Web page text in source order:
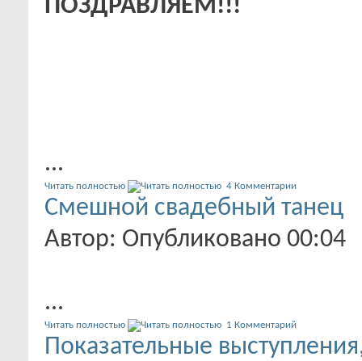
ПОЗДРАВЛЯЕМ!!!
...
Читать полностью 4 Комментарии
Смешной свадебный танец
Автор: Опубликовано
...
Читать полностью 1 Комментарий
Показательные